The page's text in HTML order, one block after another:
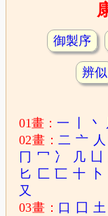
御製序
辨似
01畫：一 丶
02畫：二 亠 人
冂 冖 冫 几 凵
匕 匚 匸 十 卜
又
03畫： 口 囗 土